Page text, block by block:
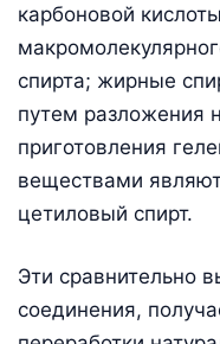
карбоновой
спирта; жирные
путем разложения
приготовления
веществами
цетиловый спирт.
Эти сравнительно
соединения,